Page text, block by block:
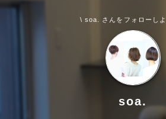
\ soa. さんをフォローし
soa.